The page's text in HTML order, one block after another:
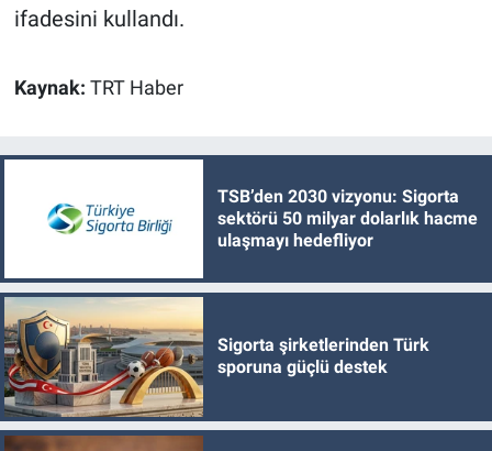
ifadesini kullandı.
Kaynak: TRT Haber
TSB’den 2030 vizyonu: Sigorta
sektörü 50 milyar dolarlık hacme
ulaşmayı hedefliyor
Sigorta şirketlerinden Türk
sporuna güçlü destek